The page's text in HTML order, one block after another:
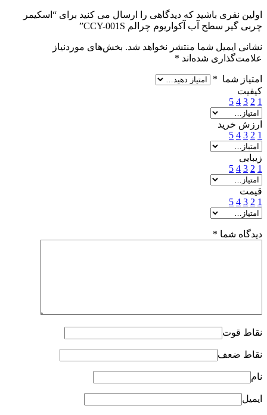
اولین نفری باشید که دیدگاهی را ارسال می کنید برای “اسکیمر
چربی گیر سطح آب آکواریوم چرالم CCY-001S”
نشانی ایمیل شما منتشر نخواهد شد. بخش‌های موردنیاز
علامت‌گذاری شده‌اند *
امتیاز شما *
کیفیت
1
2
3
4
5
ارزش خرید
1
2
3
4
5
زیبایی
1
2
3
4
5
قیمت
1
2
3
4
5
دیدگاه شما *
نقاط قوت
نقاط ضعف
نام
ایمیل